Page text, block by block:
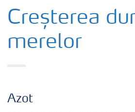
Produse
Norme de siguranță
Creșterea
merelor
Azot